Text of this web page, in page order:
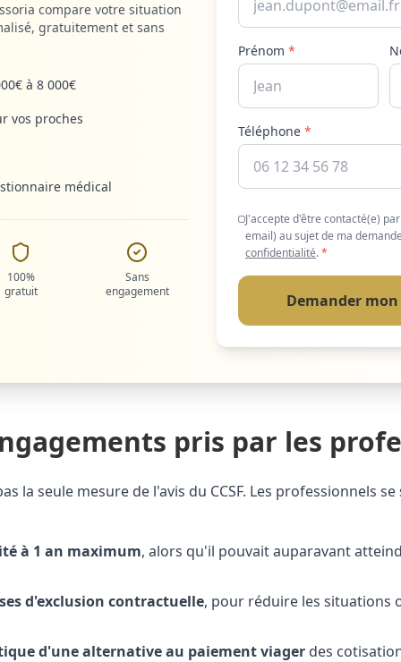
compare votre situation
gratuitement et sans
à 8 000€
vos proches
médical
100%
gratuit
Sans
engagement
Prénom *
Téléphone *
J'accepte d'être contacté(e)
email) au sujet de ma
confidentialité.*
Demander
pris par les
la seule mesure de l'avis du CCSF. Les professionnels
à 1 an maximum, alors qu'il pouvait auparavant
d'exclusion contractuelle, pour réduire les situations
d'une alternative au paiement viager des